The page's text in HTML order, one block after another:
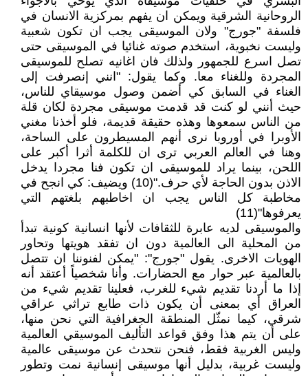
الروحانية الشرقية ويمكن ان يفهم بمركزية الانسان في
فلسفة "جورج" ولان الموسيقى يجب ان تكون شعبية
وليست نخبوية، استخدم صوته غنائيا في الموسيقى حتى
تصل اسرع للجمهور ولذلك فان اغانيه تصلح للموسيقى
المجردة وللغناء معا. وكما يقول: "انني إنصرفت إلى
الغناء في السابق كي أضمن وصول موسيقاي للناس،
حيث أنني لو كنت قد قدمت موسيقى مجردة لكان قلة
من الناس سمعوها وهذه حقيقة قديمة، فلو أخذنا مغني
الأوبرا في أوروبا نرى أنهم المسيطرون على الساحة،
وهنا في العالم العربي ترى ان للكلمة أثرا أكبر على
اللحن، بينما يراد للموسيقى ان تكون فنا مجردا يدخل
الاذن بدون الحاجة لأي حرف."(10) ويضيف: كي انجح في
مخاطبة كل الناس يجب ان اخاطبهم بلغتهم التي
يعرفوها"(11)
والموسيقى لديه عابرة للثقافات لأنها انسانية كونية تبدأ
من المحلية الى العالمية دون ان تفقد هويتها وتحاور
الهويات الاخرى. يقول "جورج": "يمكن لفنوننا ان تتصل
بالعالمية عبر حوار مع الحضارات. وأنا شخصياً أعتقد أنه
إذا ما أردنا تقديم شيء للغرب، فعلينا تقديم شيء من
العراق أي بمعنى أن يكون ذات طابع تراثي عراقي
شرقي، كيما نمثّل المنطقة الجغرافية التي نحن منها،
على أن يتم هذا وفق قواعد التأليف الموسيقي العالمية
وليس الغربية فقط، فنحن نتحدث عن موسيقى عالمية
وليست غربية، بدليل أنها موسيقى إنسانية نمت وتطور